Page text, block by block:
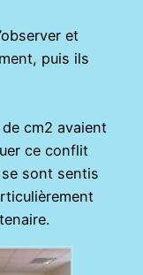
et
puis ils
cm2 avaient
ce conflit
sont sentis